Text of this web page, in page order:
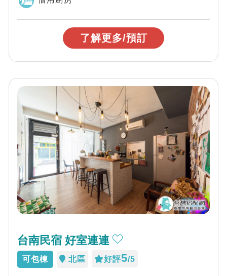
了解更多/預訂
台南民宿 好室連連
可包棟 北區 好評5/5